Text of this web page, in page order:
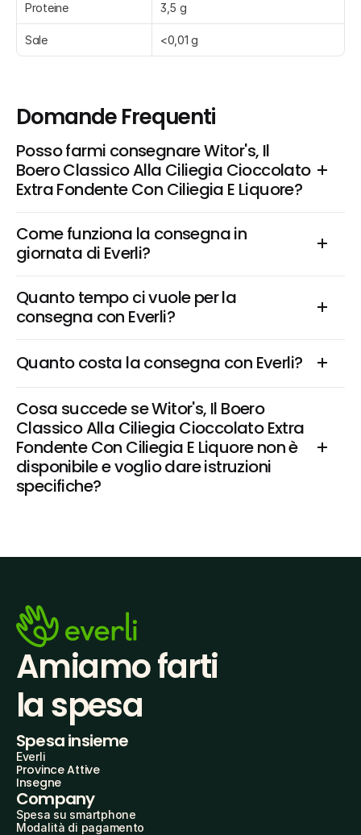
Proteine 3,5 g
Sale <0,01 g
Domande Frequenti
Posso farmi consegnare Witor's, Il
Boero Classico Alla Ciliegia Cioccolato
Extra Fondente Con Ciliegia E Liquore?
Come funziona la consegna in
giornata di Everli?
Quanto tempo ci vuole per la
consegna con Everli?
Quanto costa la consegna con Everli?
Cosa succede se Witor's, Il Boero
Classico Alla Ciliegia Cioccolato Extra
Fondente Con Ciliegia E Liquore non è
disponibile e voglio dare istruzioni
specifiche?
Amiamo farti
la spesa
Spesa insieme
Everli
Province Attive
Insegne
Company
Spesa su smartphone
Modalità di pagamento